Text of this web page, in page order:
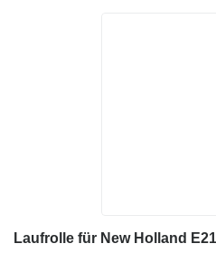
Laufrolle für New Holland